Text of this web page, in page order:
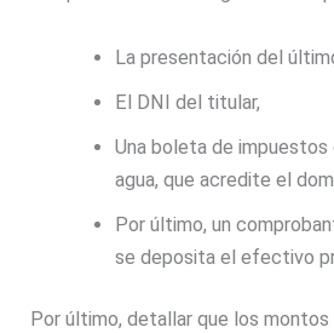
La presentación del
El DNI del titular,
Una boleta de
agua, que acredite el
Por último, un
se deposita el efectivo
Por último, detallar que los